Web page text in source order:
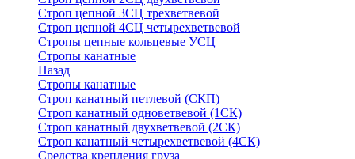
Строп цепной 3СЦ трехветвевой
Строп цепной 4СЦ четырехветвевой
Стропы цепные кольцевые УСЦ
Стропы канатные
Назад
Стропы канатные
Строп канатный петлевой (СКП)
Строп канатный одноветвевой (1СК)
Строп канатный двухветвевой (2СК)
Строп канатный четырехветвевой (4СК)
Средства крепления груза